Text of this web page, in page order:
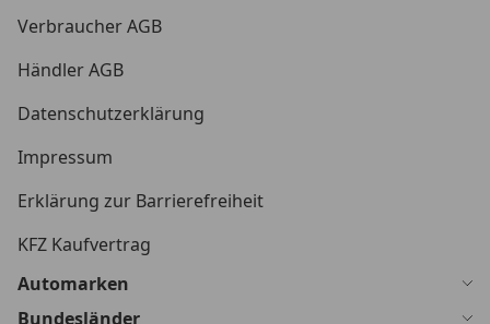
Verbraucher AGB
Händler AGB
Datenschutzerklärung
Impressum
Erklärung zur Barrierefreiheit
KFZ Kaufvertrag
Automarken
Bundesländer